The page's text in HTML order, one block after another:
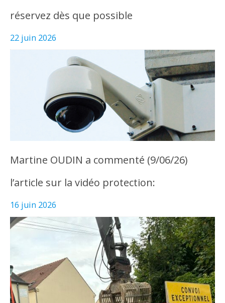
réservez dès que possible
22 juin 2026
Martine OUDIN a commenté (9/06/26)
l’article sur la vidéo protection:
16 juin 2026